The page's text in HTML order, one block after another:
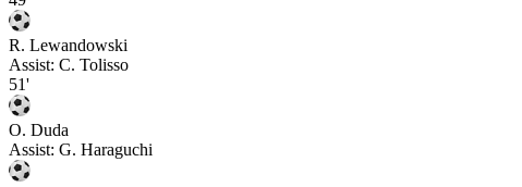
R. Lewandowski
Assist: C. Tolisso
51'
O. Duda
Assist: G. Haraguchi